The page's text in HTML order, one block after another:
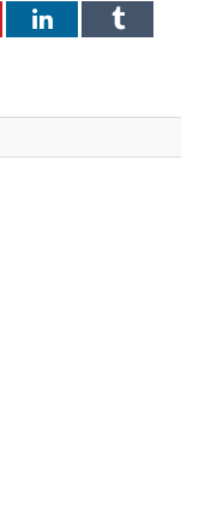
LinkedInTumblr